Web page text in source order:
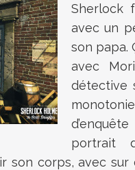
Sherlock
avec un
son papa.
avec
détective
portrait
son corps, avec sur